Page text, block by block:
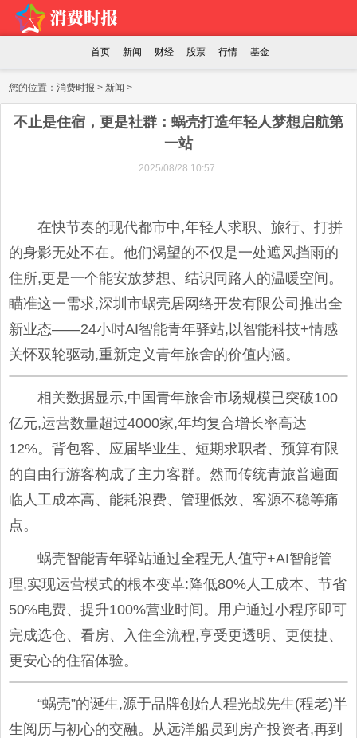
首页 新闻 财经 股票 行情 基金
您的位置：消费时报 > 新闻 >
不止是住宿，更是社群：蜗壳打造年轻人梦想启航第
一站
2025/08/28 10:57
在快节奏的现代都市中,年轻人求职、旅行、打拼
的身影无处不在。他们渴望的不仅是一处遮风挡雨的
住所,更是一个能安放梦想、结识同路人的温暖空间。
瞄准这一需求,深圳市蜗壳居网络开发有限公司推出全
新业态——24小时AI智能青年驿站,以智能科技+情感
关怀双轮驱动,重新定义青年旅舍的价值内涵。
相关数据显示,中国青年旅舍市场规模已突破100
亿元,运营数量超过4000家,年均复合增长率高达
12%。背包客、应届毕业生、短期求职者、预算有限
的自由行游客构成了主力客群。然而传统青旅普遍面
临人工成本高、能耗浪费、管理低效、客源不稳等痛
点。
蜗壳智能青年驿站通过全程无人值守+AI智能管
理,实现运营模式的根本变革:降低80%人工成本、节省
50%电费、提升100%营业时间。用户通过小程序即可
完成选仓、看房、入住全流程,享受更透明、更便捷、
更安心的住宿体验。
“蜗壳”的诞生,源于品牌创始人程光战先生(程老)半
生阅历与初心的交融。从远洋船员到房产投资者,再到